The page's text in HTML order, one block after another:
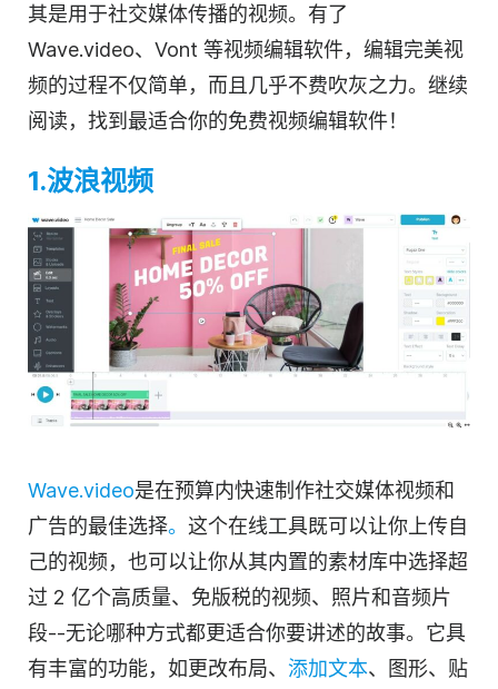
其是用于社交媒体传播的视频。有了
Wave.video、Vont 等视频编辑软件，编辑完美视
频的过程不仅简单，而且几乎不费吹灰之力。继续
阅读，找到最适合你的免费视频编辑软件！
1.波浪视频
Wave.video是在预算内快速制作社交媒体视频和
广告的最佳选择。 这个在线工具既可以让你上传自
己的视频，也可以让你从其内置的素材库中选择超
过 2 亿个高质量、 免版税的视频、照片和音频片
段--无论哪种方式都更适合你要讲述的故事。它具
有丰富的功能，如更改布局、 添加文本、图形、贴